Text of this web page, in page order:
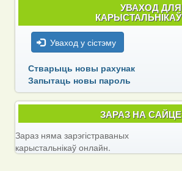
УВАХОД ДЛЯ
КАРЫСТАЛЬНІКАЎ
Уваход у сістэму
Стварыць новы рахунак
Запытаць новы пароль
ЗАРАЗ НА САЙЦЕ
Зараз няма зарэгістраваных
карыстальнікаў онлайн.